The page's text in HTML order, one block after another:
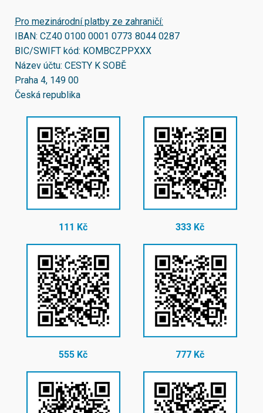
Pro mezinárodní platby ze zahraničí:
IBAN: CZ40 0100 0001 0773 8044 0287
BIC/SWIFT kód: KOMBCZPPXXX
Název účtu: CESTY K SOBĚ
Praha 4, 149 00
Česká republika
111 Kč 333 Kč
555 Kč 777 Kč